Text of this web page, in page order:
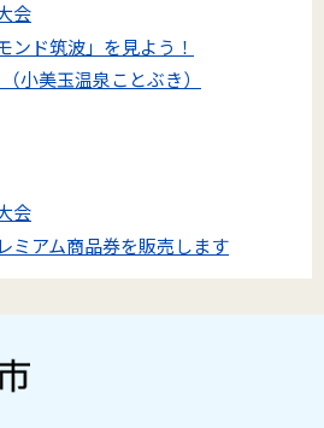
会
ンド筑波」を見よう！
小美玉温泉ことぶき）
会
ミアム商品券を販売します